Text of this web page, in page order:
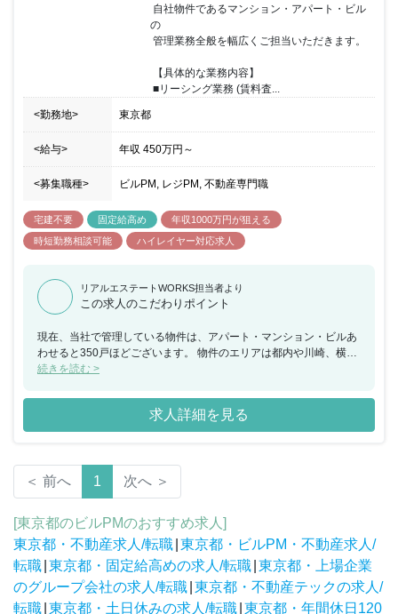
の
■リーシング業務 (賃料査...
<勤務地> 東京都
<給与> 年収 450万円 ～
<募集職種> ビルPM, レジPM, 不動産専門職
宅建不要 固定給高め
年収1000万円が狙える
時短勤務相談可能
ハイレイヤー対応求人
リアルエステートWORKS担当者より
この求人のこだわりポイント
現在、当社で管理している物件は、アパート・マンション・ビルあ
わせると350戸ほどございます。 物件のエリアは都内や川崎、横浜
が中心となり、種類としては8割がワンルームの物件です。 管理物
ビジョンへ出向となります。(就業場所は同フロア)
続きを読む >
求人詳細を見る
＜ 前へ 1 次へ ＞
[東京都のビルPMのおすすめ求人]
東京都・不動産求人/転職 東京都・ビルPM・不動産求人/
転職 東京都・固定給高めの求人/転職 東京都・上場企業
のグループ会社の求人/転職 東京都・不動産テックの求人/
転職 東京都・土日休みの求人/転職 東京都・年間休日120